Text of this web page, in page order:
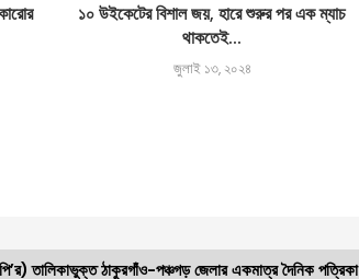
১০ উইকেটের বিশাল জয়, হারে শুরুর পর এক ম্যাচ
থাকতেই...
জুলাই ১৩, ২০২৪
তালিকাভুক্ত ঠাকুরগাঁও-পঞ্চগড় জেলার একমাত্র দৈনিক পত্রিকা